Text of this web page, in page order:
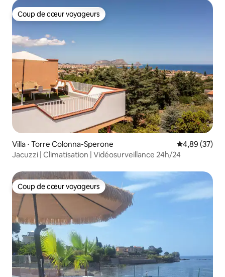
Coup de cœur voyageurs
Coup de cœur voyageurs
Villa ⋅ Torre Colonna-Sperone Évaluation
4,89 (37)
Jacuzzi | Climatisation | Vidéosurveillance 24h/24
Coup de cœur voyageurs
Coup de cœur voyageurs